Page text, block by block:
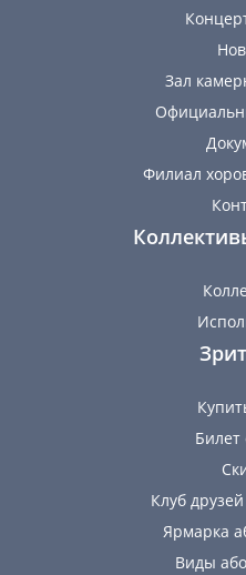
Зал
Филиал
Билет
Клуб
Ярмарка
Виды